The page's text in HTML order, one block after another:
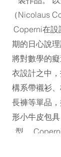
（Nicolaus
Coperni在設
期的日心說
將對數學的
衣設計之中
構系帶襯衫
長褲等單品
形小牛皮包
型。